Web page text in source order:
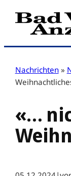
Zum
Inhalt
Nachrichten »
«…